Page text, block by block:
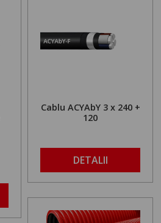
Cablu ACYAbY 3 x 240 +
120
DETALII